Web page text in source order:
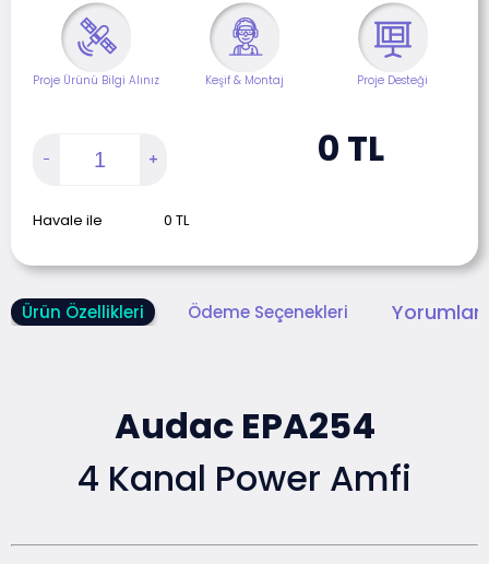
Proje Ürünü Bilgi Alınız Keşif & Montaj Proje Desteği
0 TL
Havale ile 0 TL
Ürün Özellikleri Ödeme Seçenekleri
Audac EPA254
4 Kanal Power Amfi